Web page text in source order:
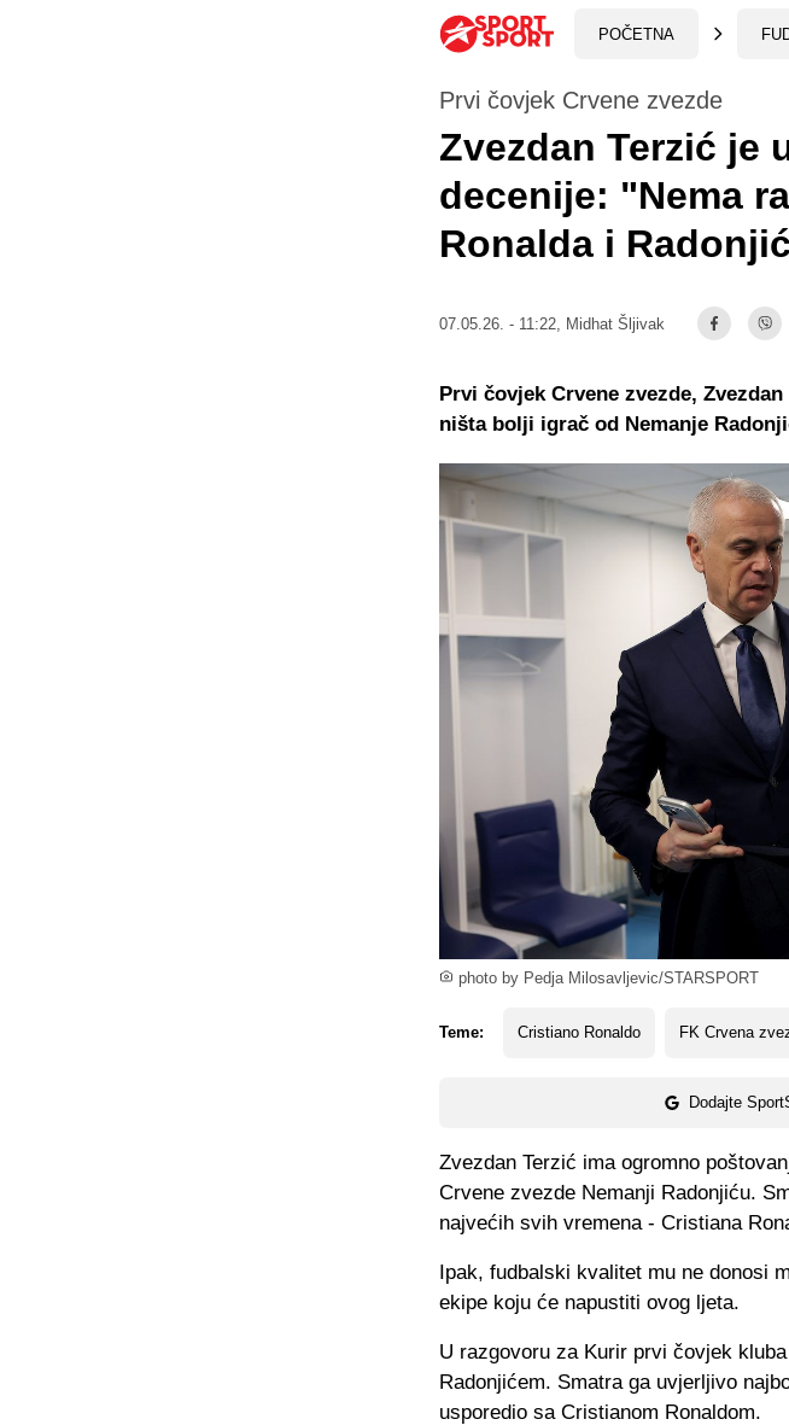
POČETNA
photo by Pedja Milosavljevic/STARSPORT
Prvi čovjek Crvene zvezde
Zvezdan Terzić je
decenije: "Nema
Ronalda i
07.05.26. - 11:22, Midhat Šljivak
Teme: Cristiano Ronaldo FK Crvena
Dodajte
Prvi čovjek Crvene zvezde,
ništa bolji igrač od Nemanje
Zvezdan Terzić ima ogromno
Crvene zvezde Nemanji Radonjiću.
najvećih svih vremena - Cristiana
Ipak, fudbalski kvalitet mu ne donosi
ekipe koju će napustiti ovog ljeta.
U razgovoru za Kurir prvi čovjek
Radonjićem. Smatra ga uvjerljivo
usporedio sa Cristianom Ronaldom.